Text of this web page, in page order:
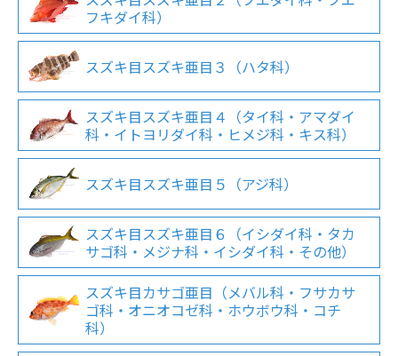
フキダイ科）
スズキ目スズキ亜目３（ハタ科）
スズキ目スズキ亜目４（タイ科・アマダイ
科・イトヨリダイ科・ヒメジ科・キス科）
スズキ目スズキ亜目５（アジ科）
スズキ目スズキ亜目６（イシダイ科・タカ
サゴ科・メジナ科・イシダイ科・その他）
スズキ目カサゴ亜目（メバル科・フサカサ
ゴ科・オニオコゼ科・ホウボウ科・コチ
科）